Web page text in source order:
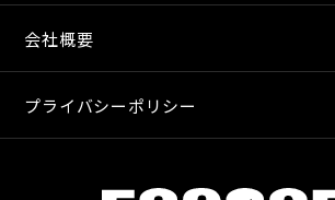
会社概要
プライバシーポリシー